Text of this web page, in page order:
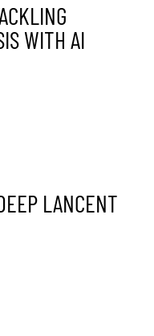
WITH AI
LANCENT